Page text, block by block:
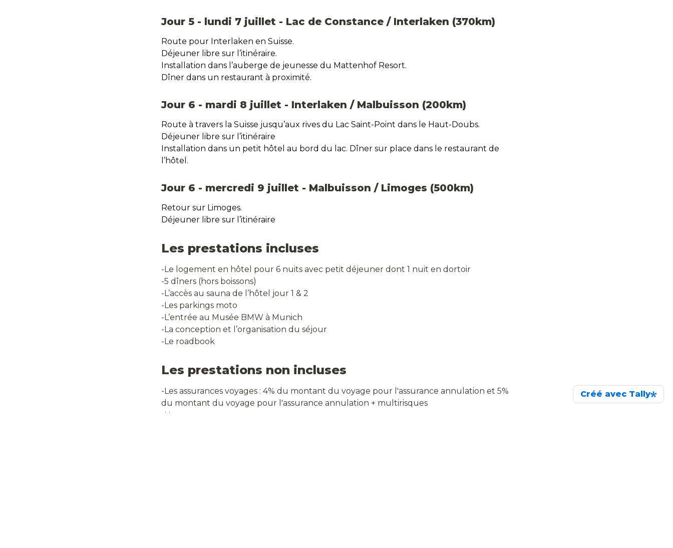
Jour 5 - lundi 7 juillet - Lac de Constance / Interlaken (370km)
Route pour Interlaken en Suisse.
Déjeuner libre sur l’itinéraire.
Installation dans l’auberge de jeunesse du Mattenhof Resort.
Dîner dans un restaurant à proximité.
Jour 6 - mardi 8 juillet - Interlaken / Malbuisson (200km)
Route à travers la Suisse jusqu’aux rives du Lac Saint-Point dans le Haut-Doubs.
Déjeuner libre sur l’itinéraire
Installation dans un petit hôtel au bord du lac. Dîner sur place dans le restaurant de
l’hôtel.
Jour 6 - mercredi 9 juillet - Malbuisson / Limoges (500km)
Retour sur Limoges.
Déjeuner libre sur l’itinéraire
Les prestations incluses
-Le logement en hôtel pour 6 nuits avec petit déjeuner dont 1 nuit en dortoir
-5 dîners (hors boissons)
-L’accès au sauna de l’hôtel jour 1 & 2
-Les parkings moto
-L’entrée au Musée BMW à Munich
-La conception et l’organisation du séjour
-Le roadbook
Les prestations non incluses
-Les assurances voyages : 4% du montant du voyage pour l'assurance annulation et 5%
du montant du voyage pour l'assurance annulation + multirisques
-L'essence
Créé avec Tally